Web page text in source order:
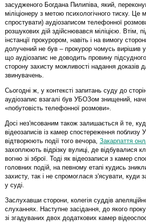
засудженого Богдана Пилипіва, який,
міліціонеру з метою психологічного тиску.
спростувати) аудіозаписом телефонної
розшукових дій здійснювався міліцією. Втім,
інстанції прокурором, навіть і на вимогу
долучений не був – прокурор чомусь вирішив
що аудіозапис не доводить провину
сторону захисту можливості надання доказів
звинувачень.
Сьогодні ж, у контексті запитань суду до
аудіозапис взагалі був УБОЗом знищений,
«побутовість телефонної розмови».
Досі нез'ясованим також залишається й те,
відеозаписів із камер спостереження поблизу
відтворюють події того вечора, Закарпаття
захоплюють відрізку вулиці, де відбувалися
вогню зі зброї. Тоді як відеозаписи з камер
головних подій, на певному етапі кудись
захисту, так і не спромоглася з'ясувати, куди
у суді.
Заслухавши сторони, колегія суддів
слуханнях. Наступне засідання, до якого
зі згадуваних двох додаткових камер